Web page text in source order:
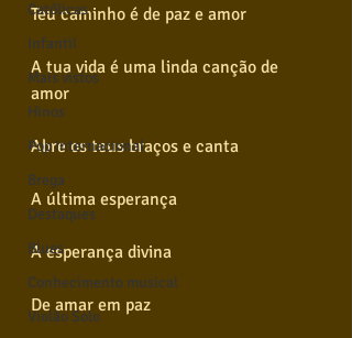
Católicas
Infantil
Mais vistos
Hinos
Pop Internacional
Brega
Destaques
Blues
Conhecimento musical
Violão Solo
Teu caminho é de paz e amor
A tua vida é uma linda canção de
amor
Abre os teus braços e canta
A última esperança
A esperança divina
De amar em paz